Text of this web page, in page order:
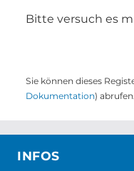
Bitte versuch es
Sie können dieses
Dokumentation) abrufen.
INFOS